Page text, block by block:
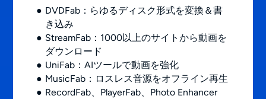
DVDFab：らゆるディスク形式を変換＆書
き込み
StreamFab：1000以上のサイトから動画を
ダウンロード
UniFab：AIツールで動画を強化
MusicFab：ロスレス音源をオフライン再生
RecordFab、PlayerFab、Photo Enhancer